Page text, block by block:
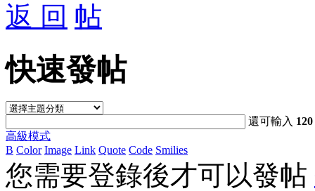
返 回
快速發帖
還可輸入 120
高級模式
B Color Image Link Quote Code Smilies
您需要登錄後才可以發帖